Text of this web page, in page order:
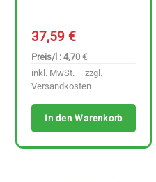
37,59€
Preis/l : 4,70 €
inkl. MwSt. – zzgl.
Versandkosten
In den Warenkorb